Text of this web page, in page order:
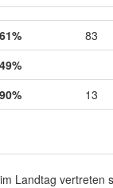
83
13
Landtag vertreten